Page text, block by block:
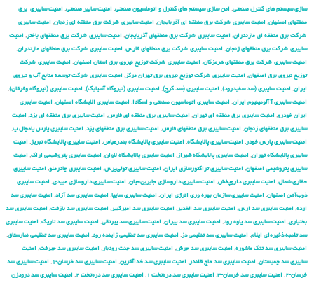
سازی سیستم های کنترل صنعتی, امن سازی سیستم های کنترل و اتوماسیون صنعتی, امنیت سایبر صنعتی, امنیت سایبری برق
منطقهای اصفهان, امنیت سایبری شركت برق منطقه ای آذربایجان, امنیت سایبری شركت برق منطقه ای زنجان, امنیت سایبری
شركت برق منطقه ای مازندران, امنیت سایبری شركت برق منطقهای آذربایجان, امنیت سایبری شركت برق منطقهای باختر , امنیت
سایبری شركت برق منطقهای زنجان, امنیت سایبری شركت برق منطقهای فارس, امنیت سایبری شركت برق منطقهای مازندران,
امنیت سایبری شركت برق منطقهای هرمزگان, امنیت سایبری شركت توزیع نیروی برق استان اصفهان, امنیت سایبری شركت
توزیع نیروی برق اصفهان, امنیت سایبری شركت توزیع نیروی برق تهران مركز , امنیت سایبری شركت توسعه منابع آب و نیروی
ایران, امنیت سایبری (سد سفیدرود), امنیت سایبری (سد کرج), امنیت سایبری (نیروگاه آسیابک), امنیت سایبری (نیروگاه وفرقان),
امنیت سایبری آ آلومینیوم ایران, امنیت سایبری اتوماسیون صنعتی و اسکادا, امنیت سایبری الایشگاه اصفهان, امنیت سایبری
ایران خودرو, امنیت سایبری برق منطقه ای تهران, امنیت سایبری برق منطقه ای فارس, امنیت سایبری برق منطقه ای یزد, امنیت
سایبری برق منطقهای زنجان, امنیت سایبری برق منطقهای فارس, امنیت سایبری برق منطقهای یزد, امنیت سایبری پارس پامچال پ,
امنیت سایبری پارس خودر , امنیت سایبری پالایشگاه, امنیت سایبری پالایشگاه بندرعباس, امنیت سایبری پالایشگاه تبریز , امنیت
سایبری پالایشگاه تهران, امنیت سایبری پالایشگاه شیراز , امنیت سایبری پالایشگاه لاوان, امنیت سایبری پتروشیمی اراک, امنیت
سایبری پتروشیمی اصفهان, امنیت سایبری تراکتورسازی ایران, امنیت سایبری تولی‌پرس, امنیت سایبری چادرملو, امنیت سایبری
حفاری شمال, امنیت سایبری داروپخش, امنیت سایبری داروسازی جابربن‌حیان, امنیت سایبری داروسازی عبیدی, امنیت سایبری
ذوب‌آهن اصفهان, امنیت سایبری سازمان بهره وری انرژی ایران, امنیت سایبری سایپا, امنیت سایبری سد آزاد, امنیت سایبری سد
ارده, امنیت سایبری سد ارس, امنیت سایبری سد الغدیر , امنیت سایبری سد امیرکبیر , امنیت سایبری سد بازفت, امنیت سایبری سد
بختیاری, امنیت سایبری سد پاوه رود, امنیت سایبری سد پیران, امنیت سایبری سد پیرتقی, امنیت سایبری سد تاریک, امنیت سایبری
سد تلمبه ذخیره‌ای ایلام, امنیت سایبری سد تنظیمی دز , امنیت سایبری سد تنظیمی زاینده رود, امنیت سایبری سد تنظیمی نمارستاق,
امنیت سایبری سد تنگ ماشوره, امنیت سایبری سد جرش, امنیت سایبری سد جنت رودبار , امنیت سایبری سد جیرفت, امنیت
سایبری سد چمبستان, امنیت سایبری سد حاج قلندر , امنیت سایبری سد خداآفرین, امنیت سایبری سد خرسان-۱ , امنیت سایبری سد
خرسان-۲ , امنیت سایبری سد خرسان-۳ , امنیت سایبری سد دره‌تخت ۱ , امنیت سایبری سد دره‌تخت ۲ , امنیت سایبری سد درودزن